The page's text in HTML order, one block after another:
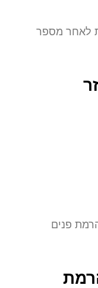
לאחר מספר
פנים